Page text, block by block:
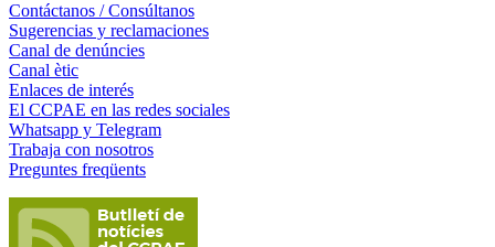
Contáctanos / Consúltanos
Sugerencias y reclamaciones
Canal de denúncies
Canal ètic
Enlaces de interés
El CCPAE en las redes sociales
Whatsapp y Telegram
Trabaja con nosotros
Preguntes freqüents